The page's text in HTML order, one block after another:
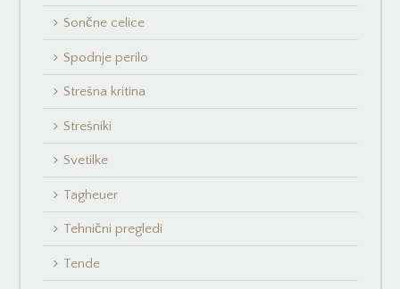
Sončne celice
Spodnje perilo
Strešna kritina
Strešniki
Svetilke
Tagheuer
Tehnični pregledi
Tende